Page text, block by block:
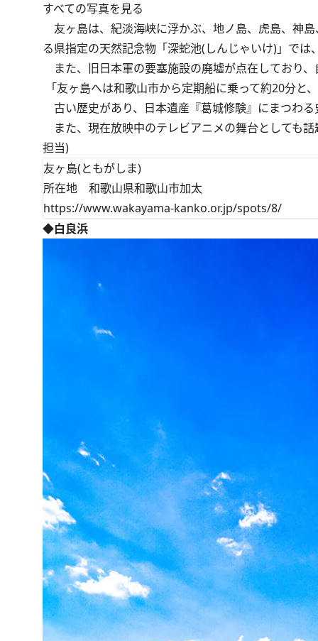
すべての写真を見る
友ヶ島は、紀淡海峡に浮かぶ、地ノ島、虎島、神
る県指定の天然記念物「深蛇池(しんじゃいけ)」で
また、旧日本軍の要塞施設の廃墟が点在しており
「友ヶ島へは和歌山市から定期船に乗って約20分と
古い歴史があり、日本遺産『葛城修験』にまつわ
また、現在放映中のテレビアニメの舞台としても
担当)
友ヶ島(ともがしま)
所在地 和歌山県和歌山市加太
https://www.wakayama-kanko.or.jp/spots/8/
◆白良浜